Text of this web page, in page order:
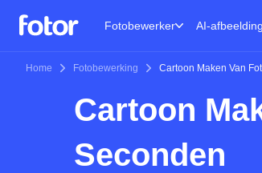
Fotobewerker AI-afbeelding
Home Fotobewerking Cartoon Maken Van
Cartoon
Seconden